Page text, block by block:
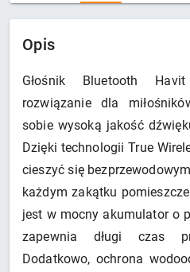
Opis
Głośnik Bluetooth
rozwiązanie dla
sobie wysoką jakość
Dzięki technologii True
cieszyć się
każdym zakątku
jest w mocny akumulator o
zapewnia długi czas
Dodatkowo, ochrona